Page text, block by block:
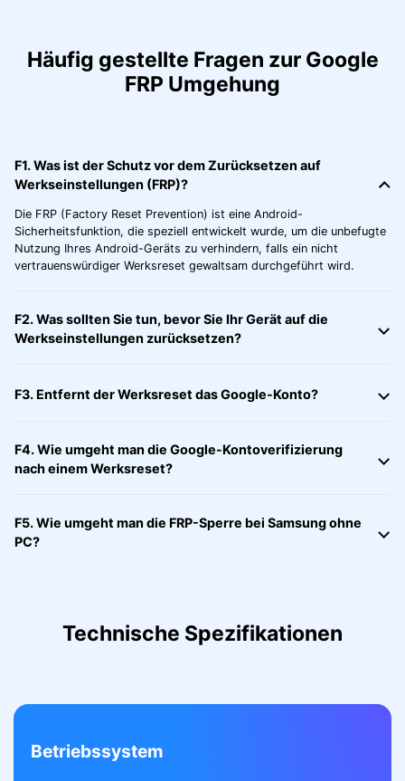
Häufig gestellte Fragen zur Google
FRP Umgehung
F1. Was ist der Schutz vor dem Zurücksetzen auf
Werkseinstellungen (FRP)?
Die FRP (Factory Reset Prevention) ist eine Android-
Sicherheitsfunktion, die speziell entwickelt wurde, um die unbefugte
Nutzung Ihres Android-Geräts zu verhindern, falls ein nicht
vertrauenswürdiger Werksreset gewaltsam durchgeführt wird.
F2. Was sollten Sie tun, bevor Sie Ihr Gerät auf die
Werkseinstellungen zurücksetzen?
F3. Entfernt der Werksreset das Google-Konto?
F4. Wie umgeht man die Google-Kontoverifizierung
nach einem Werksreset?
F5. Wie umgeht man die FRP-Sperre bei Samsung ohne
PC?
Technische Spezifikationen
Betriebssystem